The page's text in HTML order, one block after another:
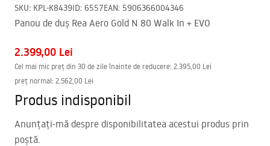
SKU: KPL-K8439ID: 6557EAN: 5906366004346
Panou de duș Rea Aero Gold N 80 Walk In + EVO
2.399,00 Lei
Cel mai mic preț din 30 de zile înainte de reducere: 2.395,00 Lei
preț normal: 2.562,00 Lei
Produs indisponibil
Anunțați-mă despre disponibilitatea acestui produs prin
poștă.